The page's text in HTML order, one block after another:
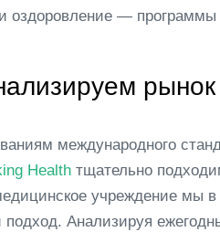
— программы
рынок
международного
Health тщательно
учреждение мы
подход. Анализируя